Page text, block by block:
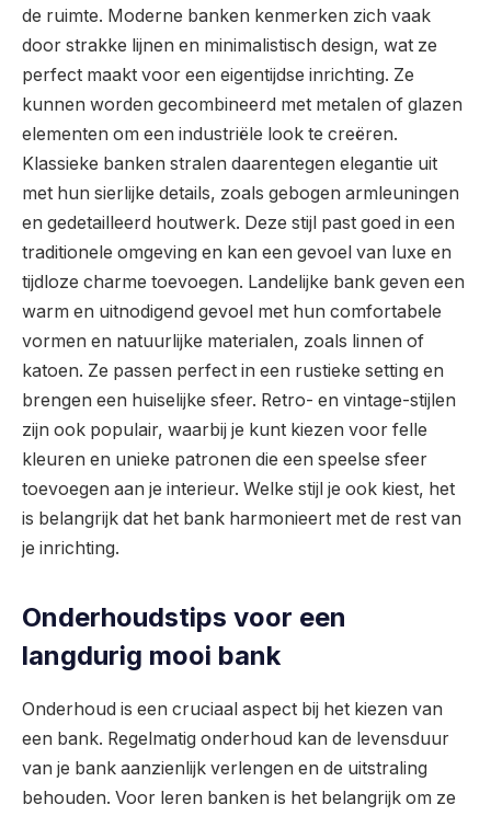
de ruimte. Moderne banken kenmerken zich vaak
door strakke lijnen en minimalistisch design, wat ze
perfect maakt voor een eigentijdse inrichting. Ze
kunnen worden gecombineerd met metalen of glazen
elementen om een industriële look te creëren.
Klassieke banken stralen daarentegen elegantie uit
met hun sierlijke details, zoals gebogen armleuningen
en gedetailleerd houtwerk. Deze stijl past goed in een
traditionele omgeving en kan een gevoel van luxe en
tijdloze charme toevoegen. Landelijke bank geven een
warm en uitnodigend gevoel met hun comfortabele
vormen en natuurlijke materialen, zoals linnen of
katoen. Ze passen perfect in een rustieke setting en
brengen een huiselijke sfeer. Retro- en vintage-stijlen
zijn ook populair, waarbij je kunt kiezen voor felle
kleuren en unieke patronen die een speelse sfeer
toevoegen aan je interieur. Welke stijl je ook kiest, het
is belangrijk dat het bank harmonieert met de rest van
je inrichting.
Onderhoudstips voor een
langdurig mooi bank
Onderhoud is een cruciaal aspect bij het kiezen van
een bank. Regelmatig onderhoud kan de levensduur
van je bank aanzienlijk verlengen en de uitstraling
behouden. Voor leren banken is het belangrijk om ze